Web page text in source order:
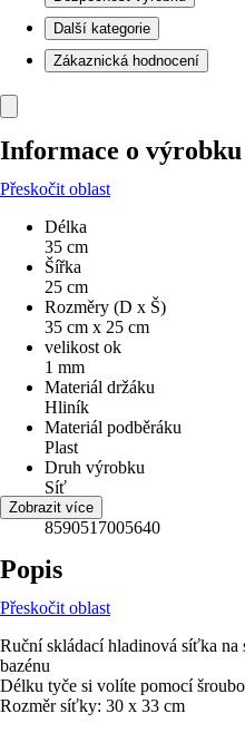
Další kategorie
Zákaznická hodnocení
Informace o výrobku
Přeskočit oblast
Délka
35 cm
Šířka
25 cm
Rozměry (D x Š)
35 cm x 25 cm
velikost ok
1 mm
Materiál držáku
Hliník
Materiál podběráku
Plast
Druh výrobku
Síť
EAN
8590517005640
Zobrazit více
Popis
Přeskočit oblast
Ruční skládací hladinová síťka
bazénu
Délku tyče si volíte pomocí
Rozměr síťky: 30 x 33 cm